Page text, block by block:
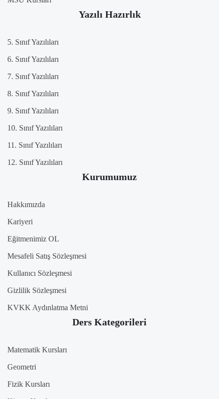
Yazılı Hazırlık
5. Sınıf Yazılıları
6. Sınıf Yazılıları
7. Sınıf Yazılıları
8. Sınıf Yazılıları
9. Sınıf Yazılıları
10. Sınıf Yazılıları
11. Sınıf Yazılıları
12. Sınıf Yazılıları
Kurumumuz
Hakkımızda
Kariyeri
Eğitmenimiz OL
Mesafeli Satış Sözleşmesi
Kullanıcı Sözleşmesi
Gizlilik Sözleşmesi
KVKK Aydınlatma Metni
Ders Kategorileri
Matematik Kursları
Geometri
Fizik Kursları